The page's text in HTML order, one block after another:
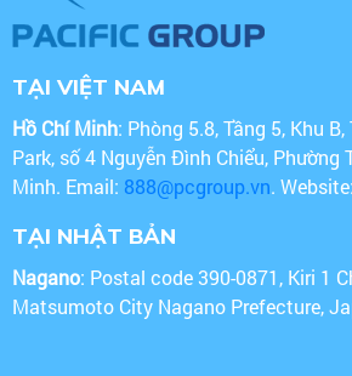
TẠI VIỆT NAM
Hồ Chí Minh: Phòng 5.8, Tầng 5, Khu
Park, số 4 Nguyễn Đình Chiểu, Phường
Minh. Email: 888@pcgroup.vn. Website:
TẠI NHẬT BẢN
Nagano: Postal code 390-0871, Kiri 1
Matsumoto City Nagano Prefecture,